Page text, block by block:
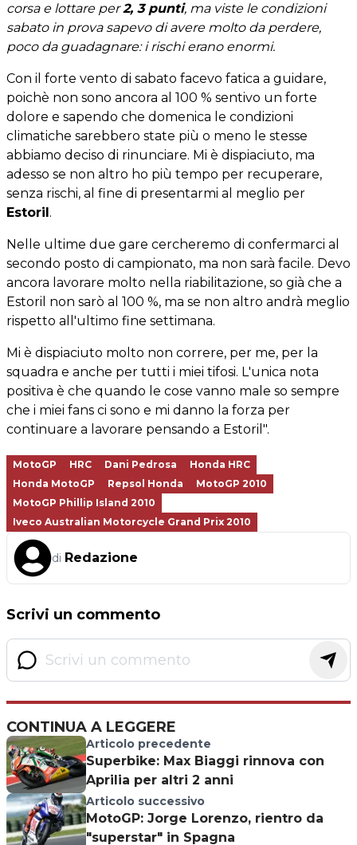
corsa e lottare per2, 3 punti, ma viste le condizioni
sabato in prova sapevo di avere molto da perdere,
poco da guadagnare: i rischi erano enormi.
Con il forte vento di sabato facevo fatica a guidare,
poichè non sono ancora al 100 % sentivo un forte
dolore e sapendo che domenica le condizioni
climatiche sarebbero state più o meno le stesse
abbiamo deciso di rinunciare. Mi è dispiaciuto, ma
adesso se non altro ho più tempo per recuperare,
senza rischi, al fine di presentarmi al meglio per
Estoril .
Nelle ultime due gare cercheremo di confermarci al
secondo posto di campionato, ma non sarà facile. Devo
ancora lavorare molto nella riabilitazione, so già che a
Estoril non sarò al 100 %, ma se non altro andrà meglio
rispetto all'ultimo fine settimana.
Mi è dispiaciuto molto non correre, per me, per la
squadra e anche per tutti i miei tifosi. L'unica nota
positiva è che quando le cose vanno male so sempre
che i miei fans ci sono e mi danno la forza per
continuare a lavorare pensando a Estoril".
MotoGP HRC Dani Pedrosa
Honda HRC
Honda MotoGP
Repsol Honda
MotoGP 2010
MotoGP Phillip Island 2010
Iveco Australian Motorcycle Grand Prix 2010
di Redazione
Scrivi un commento
CONTINUA A LEGGERE
Articolo precedente
Superbike: Max Biaggi rinnova con
Aprilia per altri 2 anni
Articolo successivo
MotoGP: Jorge Lorenzo, rientro da
"superstar" in Spagna